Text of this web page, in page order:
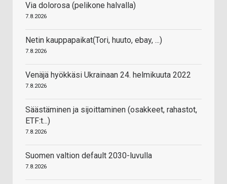
Via dolorosa (pelikone halvalla)
7.8.2026
Netin kauppapaikat(Tori, huuto, ebay, ...)
7.8.2026
Venäjä hyökkäsi Ukrainaan 24. helmikuuta 2022
7.8.2026
Säästäminen ja sijoittaminen (osakkeet, rahastot,
ETF:t...)
7.8.2026
Suomen valtion default 2030-luvulla
7.8.2026